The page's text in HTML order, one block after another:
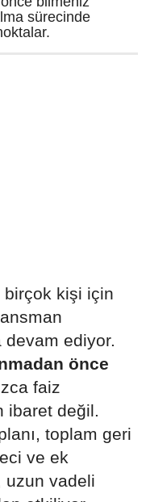
sürecinde
birçok kişi için
ediyor.
önce
faiz
ibaret değil.
toplam geri
ve ek
uzun vadeli